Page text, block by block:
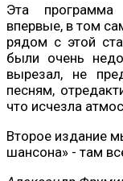
Эта
впервые, в том
рядом с этой
были очень
вырезал, не
песням,
что исчезла
Второе издание
шансона» - там